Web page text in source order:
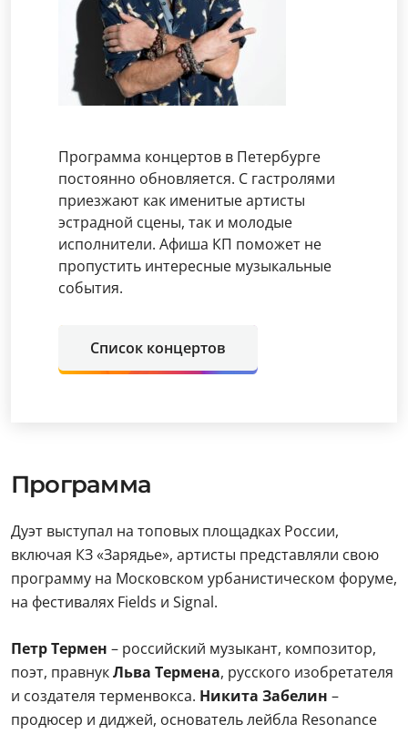
Программа концертов в Петербурге
постоянно обновляется. С гастролями
приезжают как именитые артисты
эстрадной сцены, так и молодые
исполнители. Афиша КП поможет не
пропустить интересные музыкальные
события.
Список концертов
Программа
Дуэт выступал на топовых площадках России,
включая КЗ «Зарядье», артисты представляли свою
программу на Московском урбанистическом форуме,
на фестивалях Fields и Signal.
Петр Термен – российский музыкант, композитор,
поэт, правнукЛьва Термена, русского изобретателя
и создателя терменвокса. Никита Забелин –
продюсер и диджей, основатель лейбла Resonance